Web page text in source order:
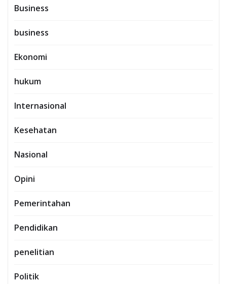
Business
business
Ekonomi
hukum
Internasional
Kesehatan
Nasional
Opini
Pemerintahan
Pendidikan
penelitian
Politik